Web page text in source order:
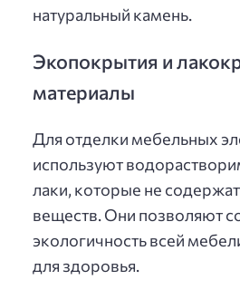
натуральный камень.
Экопокрытия и
материалы
Для отделки мебельных
используют
лаки, которые не
веществ. Они позволяют
экологичность всей
для здоровья.